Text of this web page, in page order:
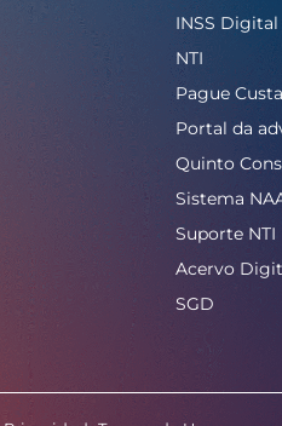
INSS Digital
NTI
Pague
Portal da
Quinto
Sistema
Suporte NTI
Acervo
SGD